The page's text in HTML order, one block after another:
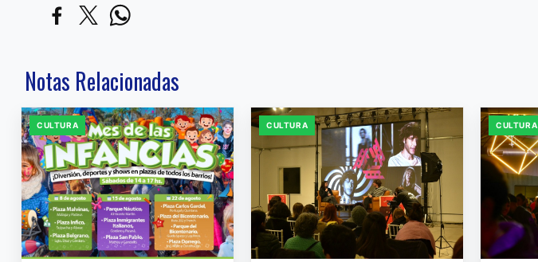
Notas Relacionadas
CULTURA CULTURA CULTURA